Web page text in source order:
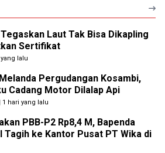
Laut Tak Bisa Dikapling
Sertifikat
lalu
Pergudangan Kosambi,
Cadang Motor Dilalap Api
hari yang lalu
PBB-P2 Rp8,4 M, Bapenda
Tagih ke Kantor Pusat PT Wika di